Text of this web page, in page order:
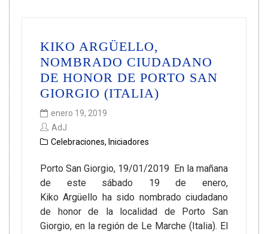
KIKO ARGÜELLO,
NOMBRADO CIUDADANO
DE HONOR DE PORTO SAN
GIORGIO (ITALIA)
enero 19, 2019
AdJ
Celebraciones, Iniciadores
Porto San Giorgio, 19/01/2019 En la mañana
de este sábado 19 de enero,
Kiko Argüello ha sido nombrado ciudadano
de honor de la localidad de Porto San
Giorgio, en la región de Le Marche (Italia). El